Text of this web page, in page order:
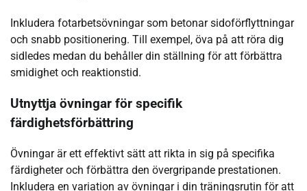
Inkludera fotarbetsövningar som betonar sidoförflyttningar
och snabb positionering. Till exempel, öva på att röra dig
sidledes medan du behåller din ställning för att förbättra
smidighet och reaktionstid.
Utnyttja övningar för specifik
färdighetsförbättring
Övningar är ett effektivt sätt att rikta in sig på specifika
färdigheter och förbättra den övergripande prestationen.
Inkludera en variation av övningar i din träningsrutin för att